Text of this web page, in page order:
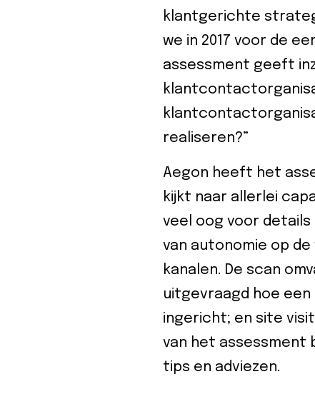
klantgerichte
we in 2017 voor de
assessment geeft
realiseren?”
Aegon heeft het
kijkt naar allerlei
veel oog voor details
van autonomie op
kanalen. De scan
uitgevraagd hoe
ingericht; en site
van het assessment
tips en adviezen.